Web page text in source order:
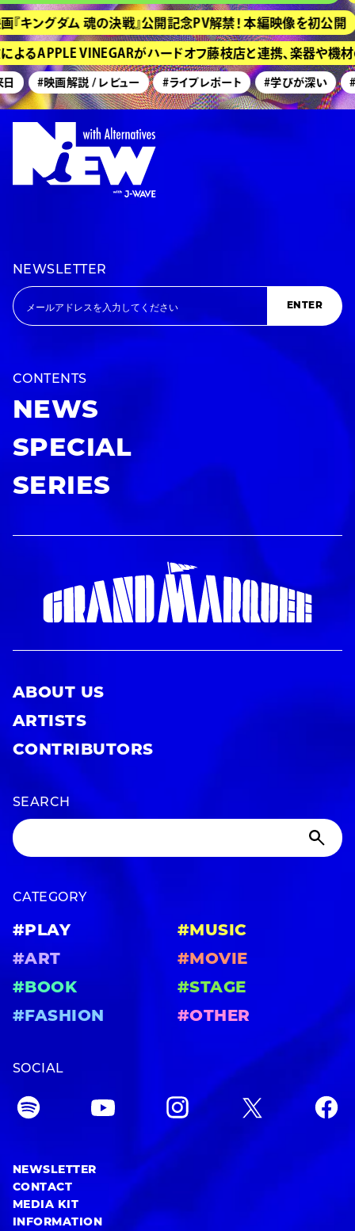
キングダム 魂の決戦』公開記念PV解禁！ 本編映像を初公開
よるAPPLE VINEGARがハードオフ藤枝店と連携、楽器や機
#映画解説 / レビュー #ライブレポート #学びが深い
NEWSLETTER
ENTER
CONTENTS
NEWS
SPECIAL
SERIES
ABOUT US
ARTISTS
CONTRIBUTORS
SEARCH
CATEGORY
#PLAY
#MUSIC
#ART
#MOVIE
#BOOK
#STAGE
#FASHION
#OTHER
SOCIAL
NEWSLETTER
CONTACT
MEDIA KIT
INFORMATION